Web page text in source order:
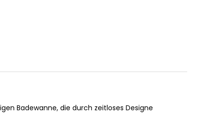
Badewanne, die durch zeitloses Designe